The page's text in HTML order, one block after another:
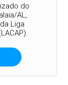
do
AL,
Liga